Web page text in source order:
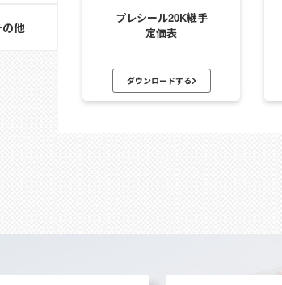
他
プレシール20K継手
定価表
ダウンロードする